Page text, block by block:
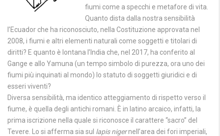
fiumi come a specchi e metafore di vita.
Quanto dista dalla nostra sensibilità
l’Ecuador che ha riconosciuto, nella Costituzione approvata nel
2008, i fiumi e altri elementi naturali come soggetti e titolari di
diritti? E quanto è lontana l’India che, nel 2017, ha conferito al
Gange e allo Yamuna (un tempo simbolo di purezza, ora uno dei
fiumi più inquinati al mondo) lo statuto di soggetti giuridici e di
esseri viventi?
Diversa sensibilità, ma identico atteggiamento di rispetto verso il
fiume, è quella degli antichi romani. È in latino arcaico, infatti, la
prima iscrizione nella quale si riconosce il carattere “sacro” del
Tevere. Lo si afferma sia sul lapis nigernell’area dei fori imperiali,